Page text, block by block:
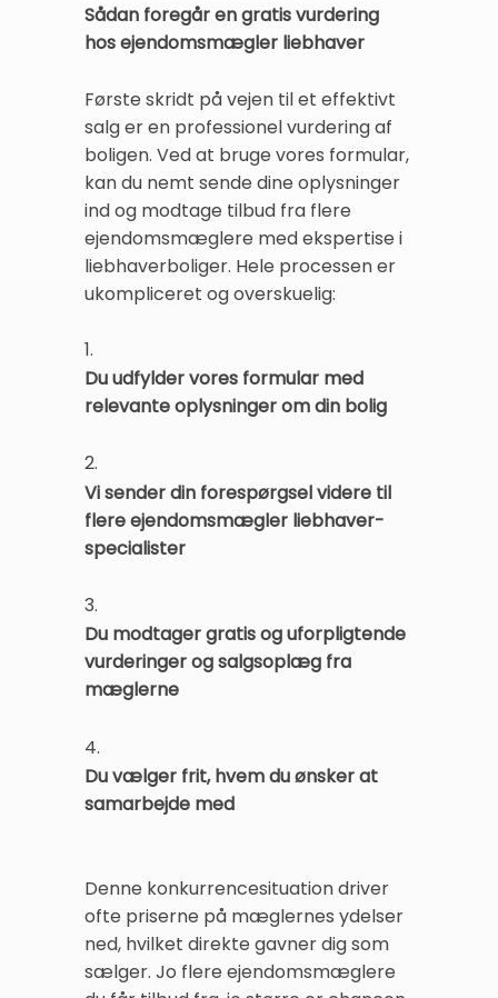
Sådan foregår en gratis vurdering
hos ejendomsmægler liebhaver
Første skridt på vejen til et effektivt
salg er en professionel vurdering af
boligen. Ved at bruge vores formular,
kan du nemt sende dine oplysninger
ind og modtage tilbud fra flere
ejendomsmæglere med ekspertise i
liebhaverboliger. Hele processen er
ukompliceret og overskuelig:
1.
Du udfylder vores formular med
relevante oplysninger om din bolig
2.
Vi sender din forespørgsel videre til
flere ejendomsmægler liebhaver-
specialister
3.
Du modtager gratis og uforpligtende
vurderinger og salgsoplæg fra
mæglerne
4.
Du vælger frit, hvem du ønsker at
samarbejde med
Denne konkurrencesituation driver
ofte priserne på mæglernes ydelser
ned, hvilket direkte gavner dig som
sælger. Jo flere ejendomsmæglere